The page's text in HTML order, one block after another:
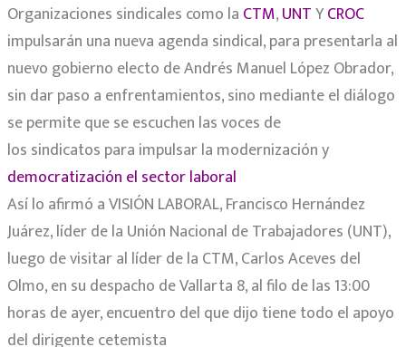
Organizaciones sindicales como la CTM,UNTYCROC
impulsarán una nueva agenda sindical, para presentarla al
nuevo gobierno electo de Andrés Manuel López Obrador,
sin dar paso a enfrentamientos, sino mediante el diálogo
se permite que se escuchen las voces de
los sindicatos para impulsar la modernización y
democratización el sector laboral
Así lo afirmó a VISIÓN LABORAL, Francisco Hernández
Juárez, líder de la Unión Nacional de Trabajadores (UNT),
luego de visitar al líder de la CTM, Carlos Aceves del
Olmo, en su despacho de Vallarta 8, al filo de las 13:00
horas de ayer, encuentro del que dijo tiene todo el apoyo
del dirigente cetemista